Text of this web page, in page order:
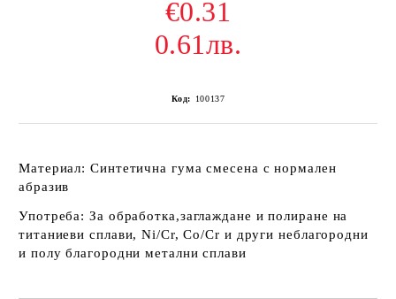
€0.31
0.61лв.
Код: 100137
Материал:Синтетична гума смесена с нормален
абразив
Употреба:За обработка,заглаждане и полиране на
титаниеви сплави, Ni/Cr, Co/Cr и други неблагородни
и полу благородни метални сплави